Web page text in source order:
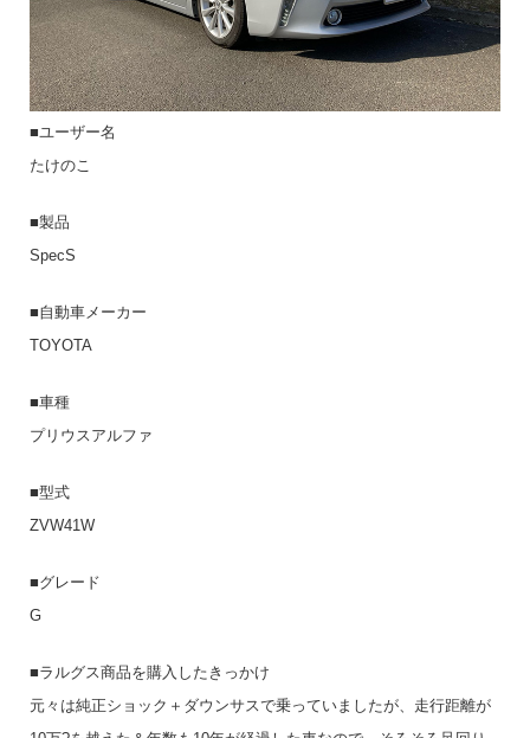
■ユーザー名
たけのこ
■製品
SpecS
■自動車メーカー
TOYOTA
■車種
プリウスアルファ
■型式
ZVW41W
■グレード
G
■ラルグス商品を購入したきっかけ
元々は純正ショック＋ダウンサスで乗っていましたが、走行距離が